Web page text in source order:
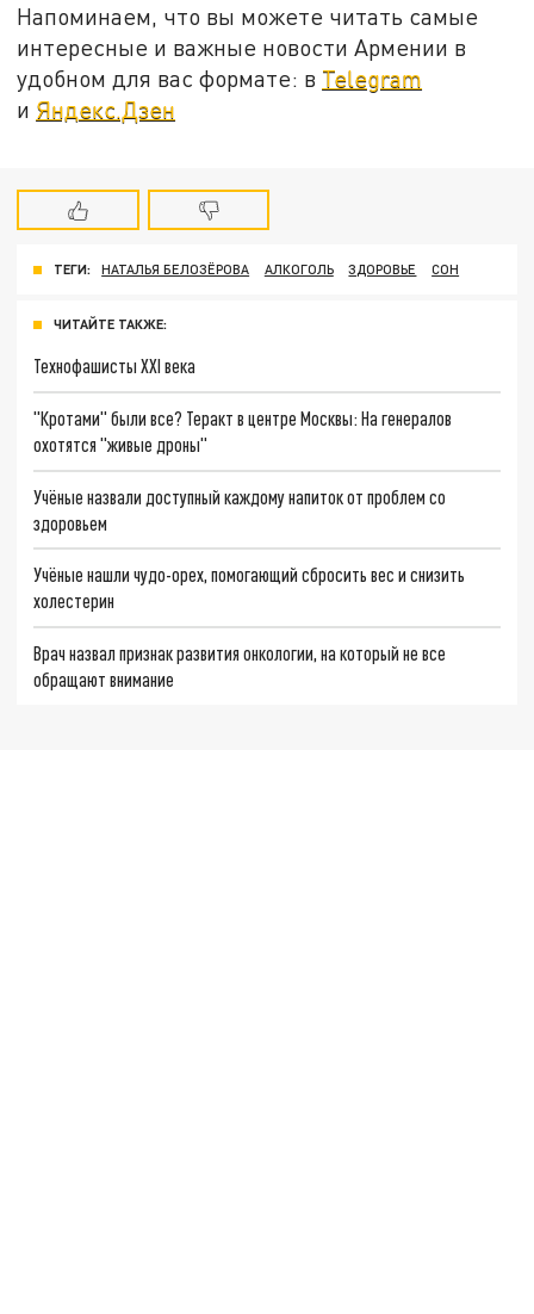
Напоминаем, что вы можете читать самые
интересные и важные новости Армении в
удобном для вас формате: в Telegram
и Яндекс.Дзен
ТЕГИ: НАТАЛЬЯ БЕЛОЗЁРОВА АЛКОГОЛЬ ЗДОРОВЬЕ СОН
ЧИТАЙТЕ ТАКЖЕ:
Технофашисты XXI века
"Кротами" были все? Теракт в центре Москвы: На генералов
охотятся "живые дроны"
Учёные назвали доступный каждому напиток от проблем со
здоровьем
Учёные нашли чудо-орех, помогающий сбросить вес и снизить
холестерин
Врач назвал признак развития онкологии, на который не все
обращают внимание